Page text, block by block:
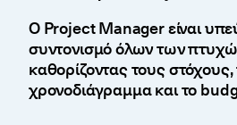
Ο Project Manager είναι
συντονισμό όλων των
καθορίζοντας τους στόχους,
χρονοδιάγραμμα και το